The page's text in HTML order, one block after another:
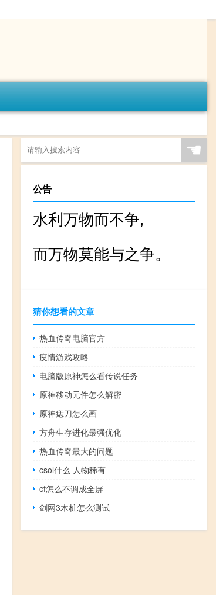
☚
公告
水利万物而不争,
而万物莫能与之争。
猜你想看的文章
热血传奇电脑官方
疫情游戏攻略
电脑版原神怎么看传说任务
原神移动元件怎么解密
原神痣刀怎么画
方舟生存进化最强优化
热血传奇最大的问题
csol什么 人物稀有
cf怎么不调成全屏
剑网3木桩怎么测试